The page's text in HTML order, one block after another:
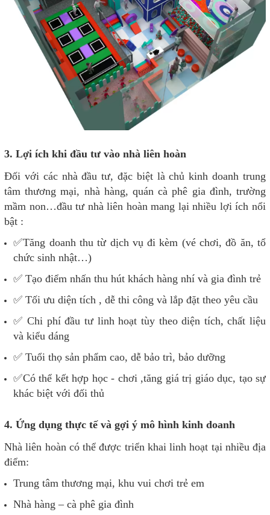
3. Lợi ích khi đầu tư vào nhà liên hoàn
Đối với các nhà đầu tư, đặc biệt là chủ kinh doanh trung
tâm thương mại, nhà hàng, quán cà phê gia đình, trường
mầm non…đầu tư nhà liên hoàn mang lại nhiều lợi ích nổi
bật :
✅Tăng doanh thu từ dịch vụ đi kèm (vé chơi, đồ ăn, tổ
chức sinh nhật…)
✅ Tạo điểm nhấn thu hút khách hàng nhí và gia đình trẻ
✅ Tối ưu diện tích , dễ thi công và lắp đặt theo yêu cầu
✅ Chi phí đầu tư linh hoạt tùy theo diện tích, chất liệu
và kiểu dáng
✅ Tuổi thọ sản phẩm cao, dễ bảo trì, bảo dưỡng
✅Có thể kết hợp học - chơi ,tăng giá trị giáo dục, tạo sự
khác biệt với đối thủ
4. Ứng dụng thực tế và gợi ý mô hình kinh doanh
Nhà liên hoàn có thể được triển khai linh hoạt tại nhiều địa
điểm:
Trung tâm thương mại, khu vui chơi trẻ em
Nhà hàng – cà phê gia đình